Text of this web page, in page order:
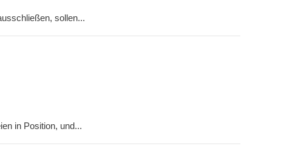
sollen...
in Position, und...